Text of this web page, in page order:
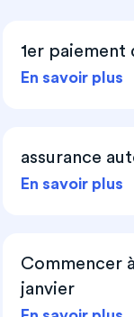
1er paiement
En savoir plus
assurance
En savoir plus
Commencer
janvier